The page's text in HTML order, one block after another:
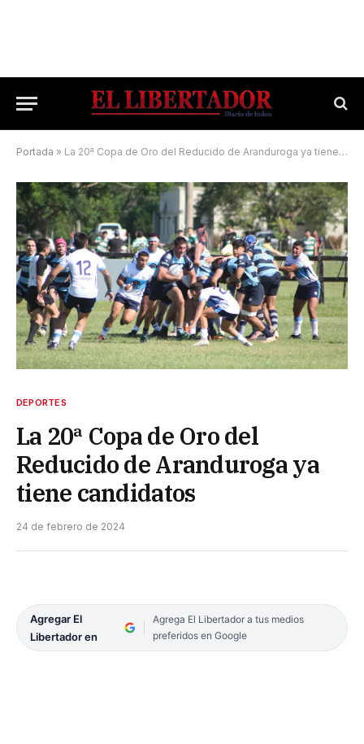
Portada » La 20ª Copa de Oro del Reducido de Aranduroga ya tiene candidatos
DEPORTES
La 20ª Copa de Oro del
Reducido de Aranduroga ya
tiene candidatos
24 de febrero de 2024
Agregar El
Libertador en
Agrega El Libertador a tus medios
preferidos en Google